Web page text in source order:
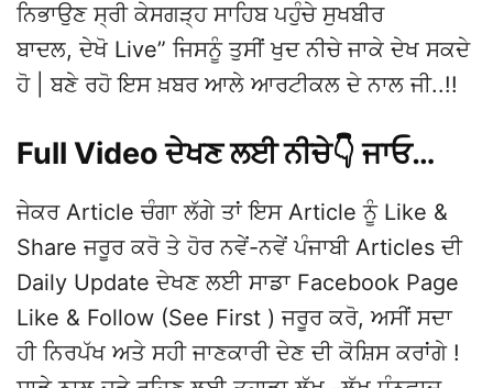
ਨਿਭਾਉਣ ਸ੍ਰੀ ਕੇਸਗੜ੍ਹ ਸਾਹਿਬ ਪਹੁੰਚੇ ਸੁਖਬੀਰ
ਬਾਦਲ, ਦੇਖੋ Live” ਜਿਸਨੂੰ ਤੁਸੀਂ ਖੁਦ ਨੀਚੇ ਜਾਕੇ ਦੇਖ ਸਕਦੇ
ਹੋ | ਬਣੇ ਰਹੋ ਇਸ ਖ਼ਬਰ ਆਲੇ ਆਰਟੀਕਲ ਦੇ ਨਾਲ ਜੀ..!!
Full Video ਦੇਖਣ ਲਈ ਨੀਚੇ👇 ਜਾਓ…
ਜੇਕਰ Article ਚੰਗਾ ਲੱਗੇ ਤਾਂ ਇਸ Article ਨੂੰ Like &
Share ਜਰੂਰ ਕਰੋ ਤੇ ਹੋਰ ਨਵੇਂ-ਨਵੇਂ ਪੰਜਾਬੀ Articles ਦੀ
Daily Update ਦੇਖਣ ਲਈ ਸਾਡਾ Facebook Page
Like & Follow (See First ) ਜਰੂਰ ਕਰੋ, ਅਸੀਂ ਸਦਾ
ਹੀ ਨਿਰਪੱਖ ਅਤੇ ਸਹੀ ਜਾਣਕਾਰੀ ਦੇਣ ਦੀ ਕੋਸ਼ਿਸ ਕਰਾਂਗੇ !